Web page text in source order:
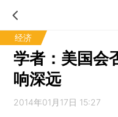
经济
学者：美国会
响深远
2014年01月17日 15:27